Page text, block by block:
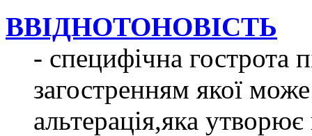
ВВІДНОТОНОВІСТЬ
- специфічна гострота
загостренням якої
альтерація,яка